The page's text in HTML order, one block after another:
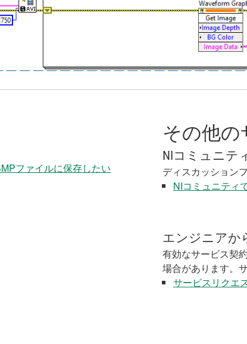
ファイルに保存したい
その他の
NIコミュニテ
ディスカッション
NIコミュニティ
エンジニアか
有効なサービス契
場合があります。
サービスリクエ